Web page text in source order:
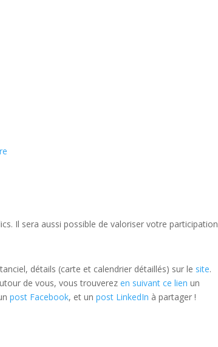
Il sera aussi possible de valoriser votre participation
détails (carte et calendrier détaillés) sur le site.
de vous, vous trouverezen suivant ce lien un
post Facebook, et unpost LinkedIn à partager !